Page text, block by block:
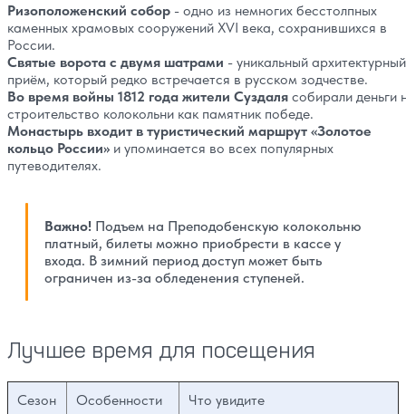
Ризоположенский собор - одно из немногих бесстолпных
каменных храмовых сооружений XVI века, сохранившихся в
России.
Святые ворота с двумя шатрами - уникальный архитектурный
приём, который редко встречается в русском зодчестве.
Во время войны 1812 года жители Суздаля собирали деньги
строительство колокольни как памятник победе.
Монастырь входит в туристический маршрут «Золотое
кольцо России» и упоминается во всех популярных
путеводителях.
Важно! Подъем на Преподобенскую колокольню
платный, билеты можно приобрести в кассе у
входа. В зимний период доступ может быть
ограничен из-за обледенения ступеней.
Лучшее время для посещения
Сезон Особенности Что увидите